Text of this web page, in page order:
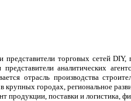
представители торговых сетей
аналитических
отрасль производства
крупных городах, региональное
продукции, поставки и логистика,